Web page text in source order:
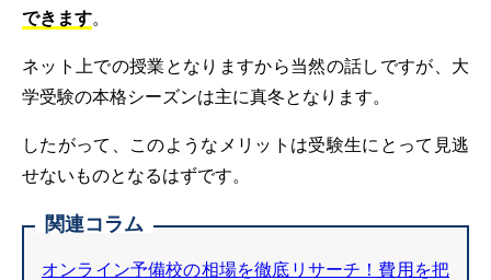
できます。
ネット上での授業となりますから当然の話しですが、大
学受験の本格シーズンは主に真冬となります。
したがって、このようなメリットは受験生にとって見逃
せないものとなるはずです。
関連コラム
オンライン予備校の相場を徹底リサーチ！費用を把